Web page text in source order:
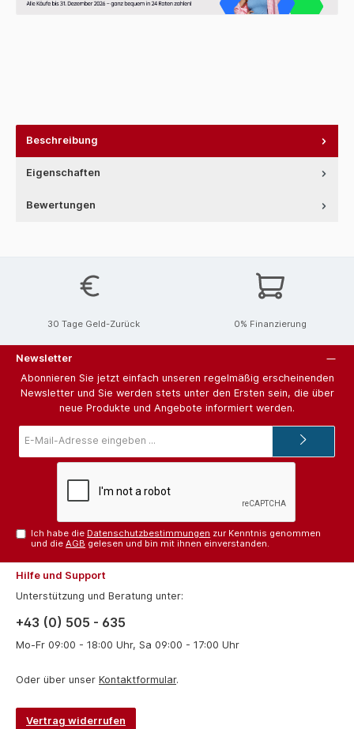
Beschreibung
Eigenschaften
Bewertungen
30 Tage Geld-Zurück 0% Finanzierung
Newsletter
Abonnieren Sie jetzt einfach unseren regelmäßig erscheinenden
Newsletter und Sie werden stets unter den Ersten sein, die über
neue Produkte und Angebote informiert werden.
Mail-
Ich habe die Datenschutzbestimmungen zur Kenntnis genommen
und dieAGB gelesen und bin mit ihnen einverstanden.
Hilfe und Support
Unterstützung und Beratung unter:
+43 (0) 505 - 635
Mo-Fr 09:00 - 18:00 Uhr, Sa 09:00 - 17:00 Uhr
Oder über unser Kontaktformular.
Vertrag widerrufen